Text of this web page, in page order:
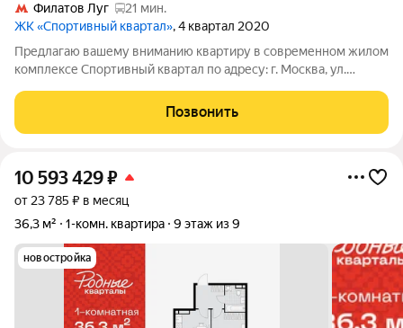
Филатов Луг
21 мин.
ЖК «Спортивный квартал», 4 квартал 2020
Предлагаю вашему вниманию квартиру в современном жилом
комплексе Спортивный квартал по адресу: г. Москва, ул.
этаже 3-этажного монолитно дома, построенного в 2020 году.
Позвонить
10 593 429₽
от 23 785 ₽ в месяц
36,3 м²
1-комн. квартира 9 этаж из 9
новостройка